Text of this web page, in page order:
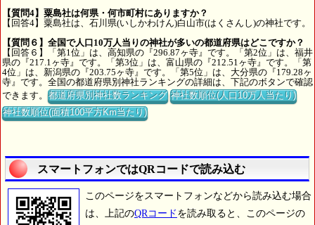
【質問4】粟島社は何県・何市町村にありますか？
【回答4】粟島社は、石川県(いしかわけん)白山市(はくさんし)の神社です。
【質問６】全国で人口10万人当りの神社が多いの都道府県はどこですか？
【回答６】「第1位」は、高知県の『296.87ヶ寺』です。「第2位」は、福井
県の『217.1ヶ寺』です。「第3位」は、富山県の『212.51ヶ寺』です。「第
4位」は、新潟県の『203.75ヶ寺』です。「第5位」は、大分県の『179.28ヶ
寺』です。全国の都道府県別神社ランキングの詳細は、下記のボタンで確認
できます。都道府県別神社数ランキング 神社数順位(人口10万人当たり)
神社数順位(面積100平方Km当たり)
スマートフォンではQRコードで読み込む
このページをスマートフォンなどから読み込む場合
は、上記のQRコード を読み取ると、このページの